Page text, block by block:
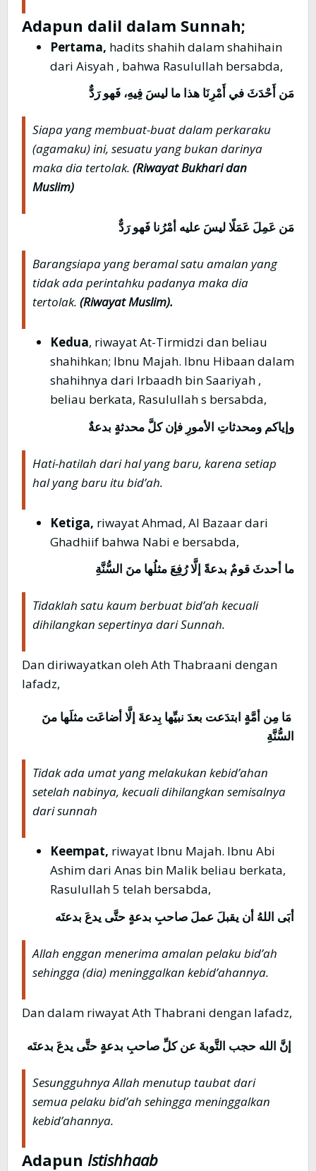
Adapun dalil dalam Sunnah;
Pertama, hadits shahih dalam shahihain
dari Aisyah , bahwa Rasulullah bersabda,
مَن أَحْدَثَ في أَمْرِنَا هذا ما ليسَ فِيهِ، فَهو رَدٌّ
Siapa yang membuat-buat dalam perkaraku
(agamaku) ini, sesuatu yang bukan darinya
maka dia tertolak. (Riwayat Bukhari dan
Muslim)
مَن عَمِلَ عَمَلًاليسَ عليه أمْرُنا فَهو رَدٌّ
Barangsiapa yang beramal satu amalan yang
tidak ada perintahku padanya maka dia
tertolak. (Riwayat Muslim).
Kedua, riwayat At-Tirmidzi dan beliau
shahihkan; Ibnu Majah. Ibnu Hibaan dalam
shahihnya dari Irbaadh bin Saariyah ,
beliau berkata, Rasulullah s bersabda,
وإياكم ومحدثاتِ الأمورِ فإن كلَّ محدثةٍ بدعةٌ
Hati-hatilah dari hal yang baru, karena setiap
hal yang baru itu bid’ah.
Ketiga, riwayat Ahmad, Al Bazaar dari
Ghadhiif bahwa Nabi e bersabda,
ما أحدثَ قومٌ بدعةً إلَّارُفِعَ مثلُها منَ السُّنَّةِ
Tidaklah satu kaum berbuat bid’ah kecuali
dihilangkan sepertinya dari Sunnah.
Dan diriwayatkan oleh Ath Thabraani dengan
lafadz,
مَا مِن أمَّةٍ ابتدَعت بعدَ نبيِّها بِدعةَ إلَّا أضاعَت مثلَها منَ
السُّنَّةِ
Tidak ada umat yang melakukan kebid’ahan
setelah nabinya, kecuali dihilangkan semisalnya
dari sunnah
Keempat, riwayat Ibnu Majah. Ibnu Abi
Ashim dari Anas bin Malik beliau berkata,
Rasulullah 5 telah bersabda,
أبَى اللهُ أن يقبلَ عملَ صاحبِ بدعةٍ حتَّى يدعَ بدعتَه
Allah enggan menerima amalan pelaku bid’ah
sehingga (dia) meninggalkan kebid’ahannya.
Dan dalam riwayat Ath Thabrani dengan lafadz,
إنَّ الله حجب التَّوبةَ عن كلِّ صاحبِ بدعةٍ حتَّى يدعَ بدعتَه
Sesungguhnya Allah menutup taubat dari
semua pelaku bid’ah sehingga meninggalkan
kebid’ahannya.
Adapun Istishhaab